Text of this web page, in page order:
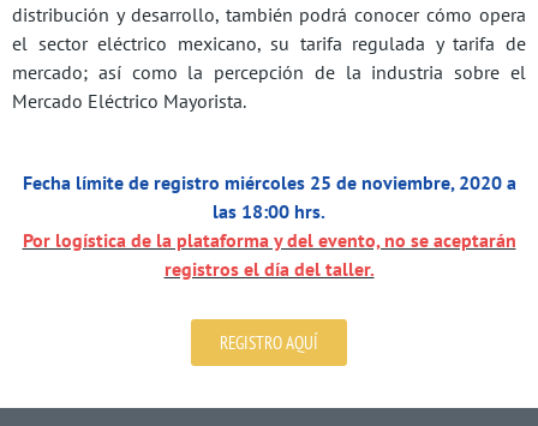
distribución y desarrollo, también podrá conocer cómo opera
el sector eléctrico mexicano, su tarifa regulada y tarifa de
mercado; así como la percepción de la industria sobre el
Mercado Eléctrico Mayorista.
Fecha límite de registro miércoles 25 de noviembre, 2020 a
las 18:00 hrs.
Por logística de la plataforma y del evento, no se aceptarán
registros el día del taller.
REGISTRO AQUÍ